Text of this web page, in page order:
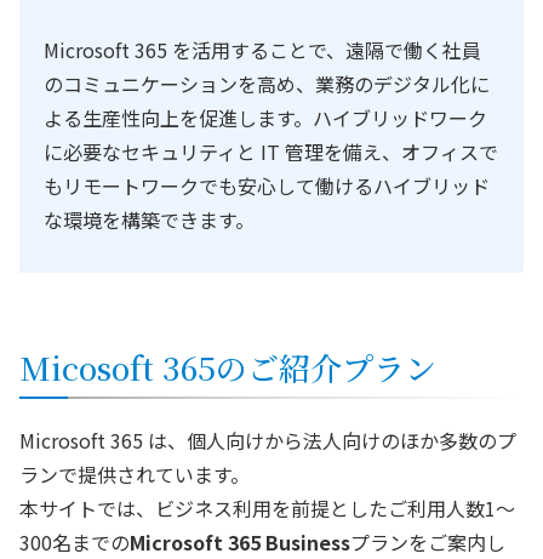
Microsoft 365 を活用することで、遠隔で働く社員
のコミュニケーションを高め、業務のデジタル化に
よる生産性向上を促進します。ハイブリッドワーク
に必要なセキュリティと IT 管理を備え、オフィスで
もリモートワークでも安心して働けるハイブリッド
な環境を構築できます。
Micosoft 365のご紹介プラン
Microsoft 365 は、個人向けから法人向けのほか多数のプ
ランで提供されています。
本サイトでは、ビジネス利用を前提としたご利用人数1～
300名までのMicrosoft 365 Businessプランをご案内し